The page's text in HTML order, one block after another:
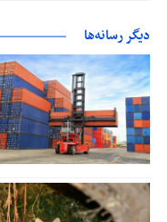
دیگر رسانه‌ها